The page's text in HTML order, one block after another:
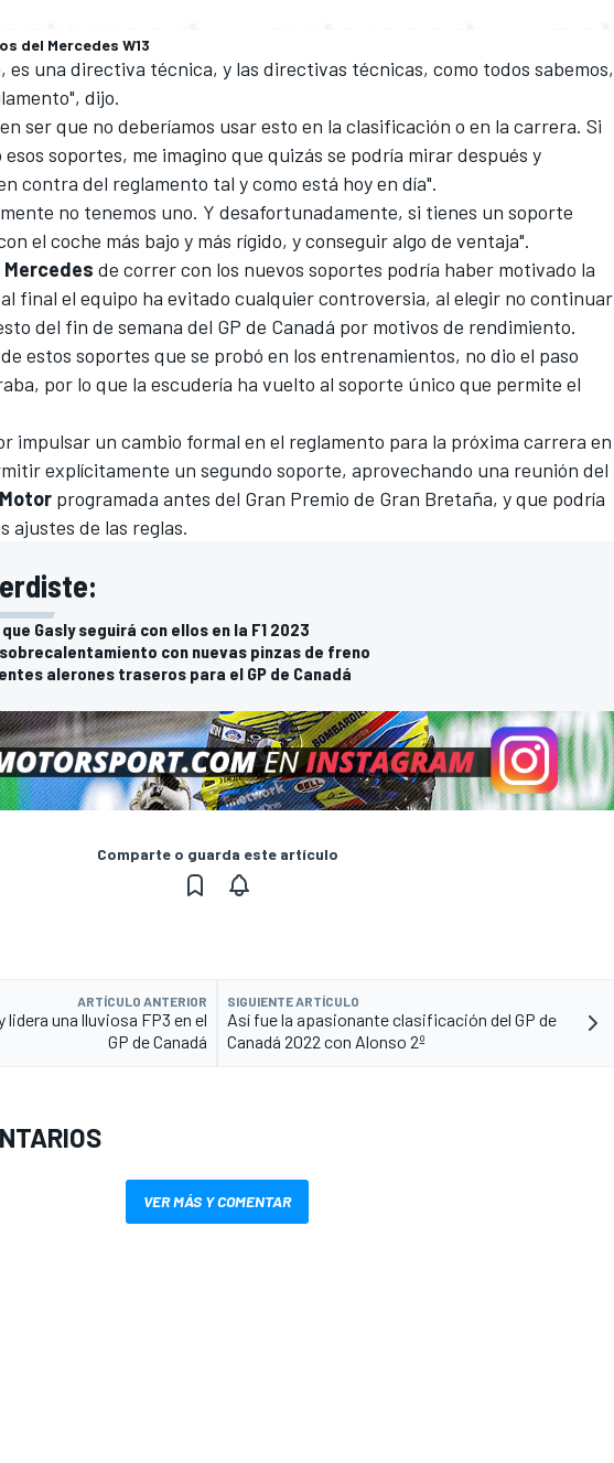
del Mercedes W13
es una directiva técnica, y las directivas técnicas, como todos sabemos,
dijo.
ser que no deberíamos usar esto en la clasificación o en la carrera. Si
soportes, me imagino que quizás se podría mirar después y
contra del reglamento tal y como está hoy en día".
no tenemos uno. Y desafortunadamente, si tienes un soporte
el coche más bajo y más rígido, y conseguir algo de ventaja".
Mercedes de correr con los nuevos soportes podría haber motivado la
final el equipo ha evitado cualquier controversia, al elegir no continuar
del fin de semana del GP de Canadá por motivos de rendimiento.
estos soportes que se probó en los entrenamientos, no dio el paso
por lo que la escudería ha vuelto al soporte único que permite el
impulsar un cambio formal en el reglamento para la próxima carrera en
explícitamente un segundo soporte, aprovechando una reunión del
programada antes del Gran Premio de Gran Bretaña, y que podría
ajustes de las reglas.
Gasly seguirá con ellos en la F1 2023
con nuevas pinzas de freno
alerones traseros para el GP de Canadá
Comparte o guarda este artículo
ARTÍCULO ANTERIOR
lidera una lluviosa FP3 en el
GP de Canadá
SIGUIENTE ARTÍCULO
Así fue la apasionante clasificación del GP de
Canadá 2022 con Alonso 2º
VER MÁS Y COMENTAR